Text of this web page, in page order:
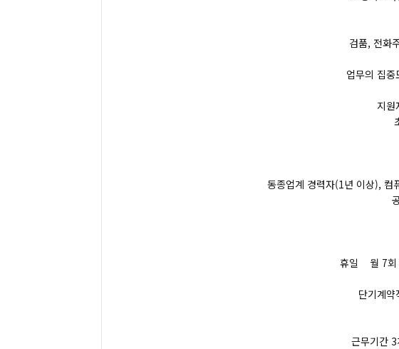
검품, 전화
업무의 집
지원
동종업계 경력자(1년 이상), 컴
휴일 월 7회
단기계
근무기간